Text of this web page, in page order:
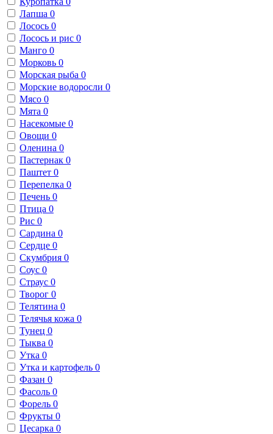
Лапша 0
Лосось 0
Лосось и рис 0
Манго 0
Морковь 0
Морская рыба 0
Морские водоросли 0
Мясо 0
Мята 0
Насекомые 0
Овощи 0
Оленина 0
Пастернак 0
Паштет 0
Перепелка 0
Печень 0
Птица 0
Рис 0
Сардина 0
Сердце 0
Скумбрия 0
Соус 0
Страус 0
Творог 0
Телятина 0
Телячья кожа 0
Тунец 0
Тыква 0
Утка 0
Утка и картофель 0
Фазан 0
Фасоль 0
Форель 0
Фрукты 0
Цесарка 0